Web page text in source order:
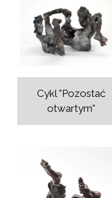
Cykl "Pozostać
otwartym"